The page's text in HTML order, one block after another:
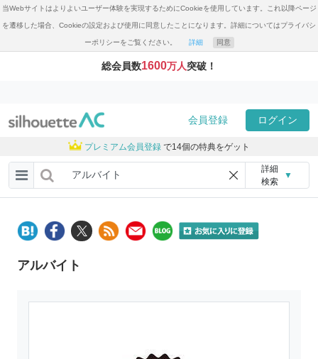
当Webサイトはよりよいユーザー体験を実現するためにCookieを使用しています。これ以降ページ
を遷移した場合、Cookieの設定および使用に同意したことになります。詳細についてはプライバシ
ーポリシーをご覧ください。 詳細 同意
総会員数1600万人突破！
会員登録 ログイン
プレミアム会員登録 で14個の特典をゲット
詳細
検索
▼
アルバイト